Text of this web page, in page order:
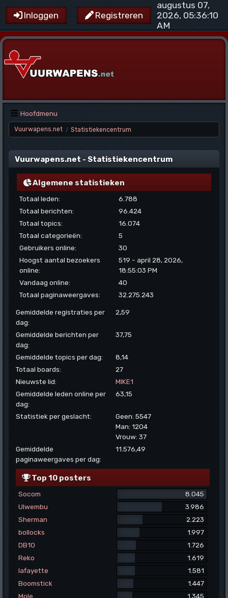
Inloggen Registreren
augustus 07,
2026, 05:36:10
AM
Hoofdmenu
Vuurwapens.net / Statistiekencentrum
Vuurwapens.net - Statistiekencentrum
Algemene statistieken
Totaal leden:
6.788
Totaal berichten:
96.424
Totaal topics:
16.074
Totaal categorieën:
5
Gebruikers online:
30
Hoogst aantal bezoekers
online:
519 - april 28, 2026,
18:55:03 PM
Vandaag online:
40
Totaal paginaweergaves:
32.275.243
Gemiddelde registraties per
dag:
2,59
Gemiddelde berichten per
dag:
37,75
Gemiddelde topics per dag:
8,14
Totaal boards:
27
Nieuwste lid:
MIKE1
Gemiddelde leden online per
dag:
63,15
Statistiek per geslacht:
Geen: 5547
Man: 1204
Vrouw: 37
Gemiddelde
paginaweergaves per dag:
11.576,49
Top 10 posters
Socom
8.045
Ulwembu
3.986
Sherman
2.223
bollocks
1.997
DB10
1.726
Reko
1.619
lafayette
1.581
Boomstick
1.447
Mole
1.345